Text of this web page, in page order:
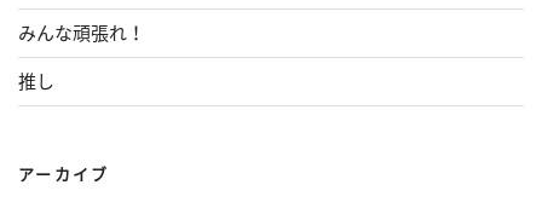
みんな頑張れ！
推し
アーカイブ